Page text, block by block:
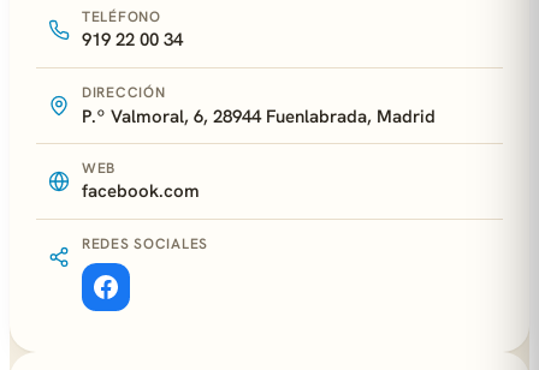
TELÉFONO
919 22 00 34
DIRECCIÓN
P.º Valmoral, 6, 28944 Fuenlabrada, Madrid
WEB
facebook.com
REDES SOCIALES